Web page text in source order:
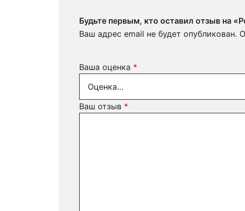
Будьте первым, кто оставил отзыв на
Ваш адрес email не будет опубликован.
Ваша оценка *
Ваш отзыв *